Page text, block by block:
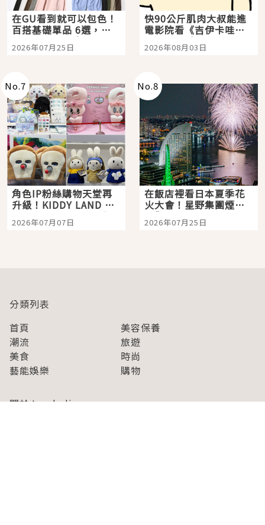
在GU看到就可以包色！
百搭基礎單品 6選，閉
眼全收也不心疼
2026年07月25日
快90公斤肌肉大叔能進
電影院看《吉伊卡哇》
嗎？日本重金屬樂團
「打首」會長與nagano
2026年08月03日
No.7
角色IP粉絲購物天堂再
升級！KIDDY LAND 原
宿店吉伊卡哇迎客，新
開幕 OMOKADO 店3分
2026年07月07日
No.8
在飯店裡看日本夏季花
火大會！星野集團煙火
景觀飯店6選，讓你不用
人擠人悠閒欣賞
2026年07月25日
分類列表
首頁
美容保養
潮流
旅遊
美食
時尚
藝能娛樂
購物
關於Japaholic